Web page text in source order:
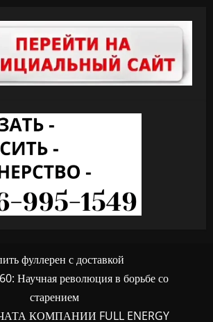
фуллерен с доставкой
Научная революция в борьбе со
старением
КОМПАНИИ FULL ENERGY